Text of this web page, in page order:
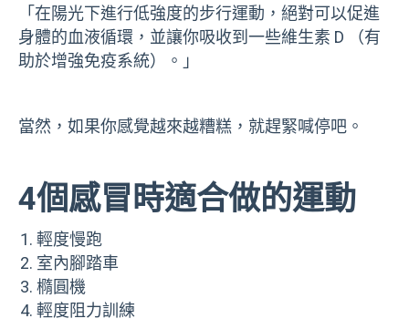
「在陽光下進行低強度的步行運動，絕對可以促進
身體的血液循環，並讓你吸收到一些維生素 D （有
助於增強免疫系統）。」
當然，如果你感覺越來越糟糕，就趕緊喊停吧。
4個感冒時適合做的運動
輕度慢跑
室內腳踏車
橢圓機
輕度阻力訓練